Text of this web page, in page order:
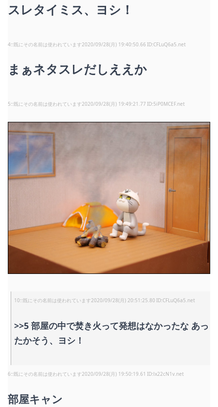
スレタイミス、ヨシ！
4: 既にその名前は使われています2020/09/28(月) 19:40:50.66 CFLuQ6a5.net
まぁネタスレだしええか
5: 既にその名前は使われています2020/09/28(月) 19:49:21.77 5iP0MCEF.net
10: 既にその名前は使われています2020/09/28(月) 20:51:25.80 CFLuQ6a5.net
>>5 部屋の中で焚き火って発想はなかったな あっ
たかそう、ヨシ！
6: 既にその名前は使われています2020/09/28(月) 19:50:19.61 lx22cN1v.net
部屋キャン